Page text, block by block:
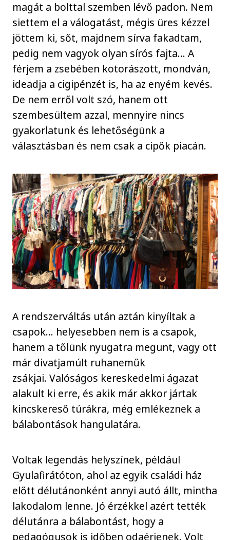
magát a bolttal szemben lévő padon. Nem
siettem el a válogatást, mégis üres kézzel
jöttem ki, sőt, majdnem sírva fakadtam,
pedig nem vagyok olyan sírós fajta… A
férjem a zsebében kotorászott, mondván,
ideadja a cigipénzét is, ha az enyém kevés.
De nem erről volt szó, hanem ott
szembesültem azzal, mennyire nincs
gyakorlatunk és lehetőségünk a
választásban és nem csak a cipők piacán.
A rendszerváltás után aztán kinyíltak a
csapok… helyesebben nem is a csapok,
hanem a tőlünk nyugatra megunt, vagy ott
már divatjamúlt ruhaneműk
zsákjai. Valóságos kereskedelmi ágazat
alakult ki erre, és akik már akkor jártak
kincskereső túrákra, még emlékeznek a
bálabontások hangulatára.
Voltak legendás helyszínek, például
Gyulafirátóton, ahol az egyik családi ház
előtt délutánonként annyi autó állt, mintha
lakodalom lenne. Jó érzékkel azért tették
délutánra a bálabontást, hogy a
pedagógusok is időben odaérjenek. Volt